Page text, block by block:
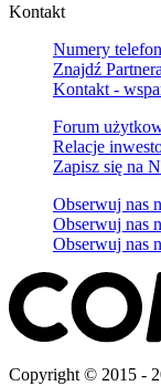
Kontakt
Numery
Znajdź
Kontakt -
Forum
Relacje
Zapisz się na
Obserwuj nas
Obserwuj nas
Obserwuj nas
Copyright © 2015 -